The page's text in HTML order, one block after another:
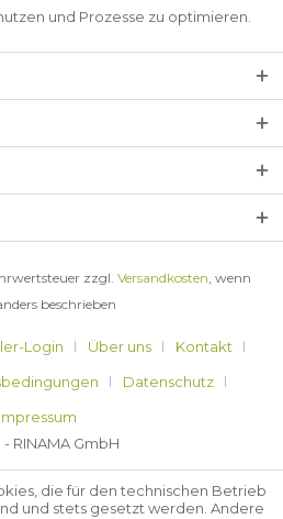
und Prozesse zu optimieren.
zzgl. Versandkosten, wenn
beschrieben
Login Über uns
Kontakt
Datenschutz
Impressum
- RINAMA GmbH
die für den technischen Betrieb
und stets gesetzt werden. Andere